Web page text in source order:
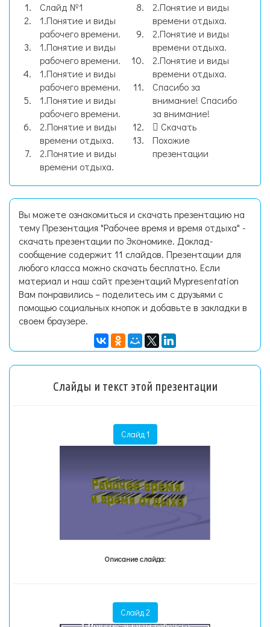
Слайд №1
1.Понятие и виды
рабочего времени.
1.Понятие и виды
рабочего времени.
1.Понятие и виды
рабочего времени.
1.Понятие и виды
рабочего времени.
2.Понятие и виды
времени отдыха.
2.Понятие и виды
времени отдыха.
2.Понятие и виды
времени отдыха.
2.Понятие и виды
времени отдыха.
2.Понятие и виды
времени отдыха.
Спасибо за
внимание! Спасибо
за внимание!
Скачать
Похожие
презентации
Вы можете ознакомиться и скачать презентацию на
тему Презентация "Рабочее время и время отдыха" -
скачать презентации по Экономике. Доклад-
сообщение содержит 11 слайдов. Презентации для
любого класса можно скачать бесплатно. Если
материал и наш сайт презентаций Mypresentation
Вам понравились – поделитесь им с друзьями с
помощью социальных кнопок и добавьте в закладки в
своем браузере.
Слайды и текст этой презентации
Слайд 1
Описание слайда:
Слайд 2